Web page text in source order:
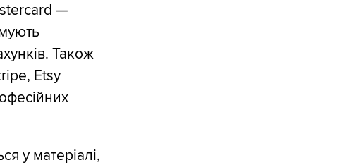
—
Також
Etsy
у матеріалі,